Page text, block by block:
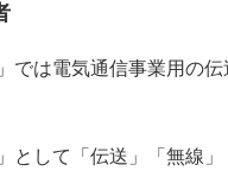
では電気通信事業用の
として「伝送」「無線